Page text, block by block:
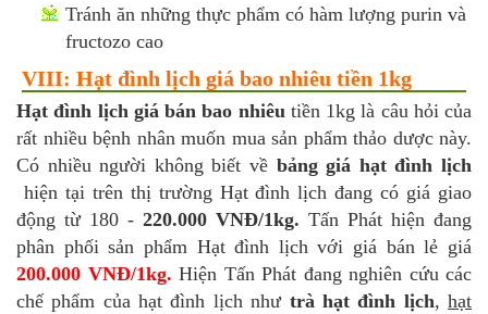
Tránh ăn những thực phẩm có hàm lượng purin và
fructozo cao
VIII: Hạt đình lịch giá bao nhiêu tiền 1kg
Hạt đình lịch giá bán bao nhiêutiền 1kg là câu hỏi của
rất nhiều bệnh nhân muốn mua sản phẩm thảo dược này.
Có nhiều người không biết về bảng giá hạt đình lịch
hiện tại trên thị trường Hạt đình lịch đang có giá giao
động từ 180 - 220.000 VNĐ/1kg. Tấn Phát hiện đang
phân phối sản phẩm Hạt đình lịch với giá bán lẻ giá
200.000 VNĐ/1kg. Hiện Tấn Phát đang nghiên cứu các
chế phẩm của hạt đình lịch như trà hạt đình lịch,hạt